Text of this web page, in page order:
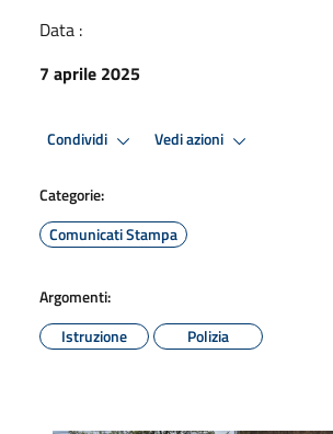
Data :
7 aprile 2025
Condividi Vedi azioni
Categorie:
Comunicati Stampa
Argomenti:
Istruzione
Polizia